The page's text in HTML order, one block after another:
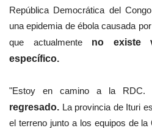
República Democrática del
una epidemia de ébola causada
que actualmenteno existe
específico.
"Estoy en camino a la RDC.
regresado. La provincia de Ituri
el terreno junto a los equipos de